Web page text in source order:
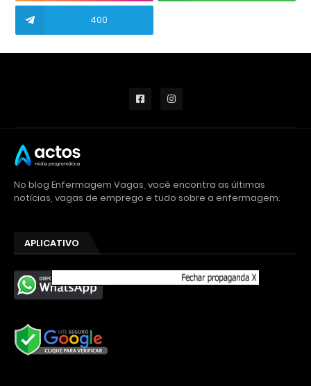
400
No blog Enfermagem Vagas, você encontra as últimas
notícias, vagas de emprego e tudo sobre a enfermagem.
APLICATIVO